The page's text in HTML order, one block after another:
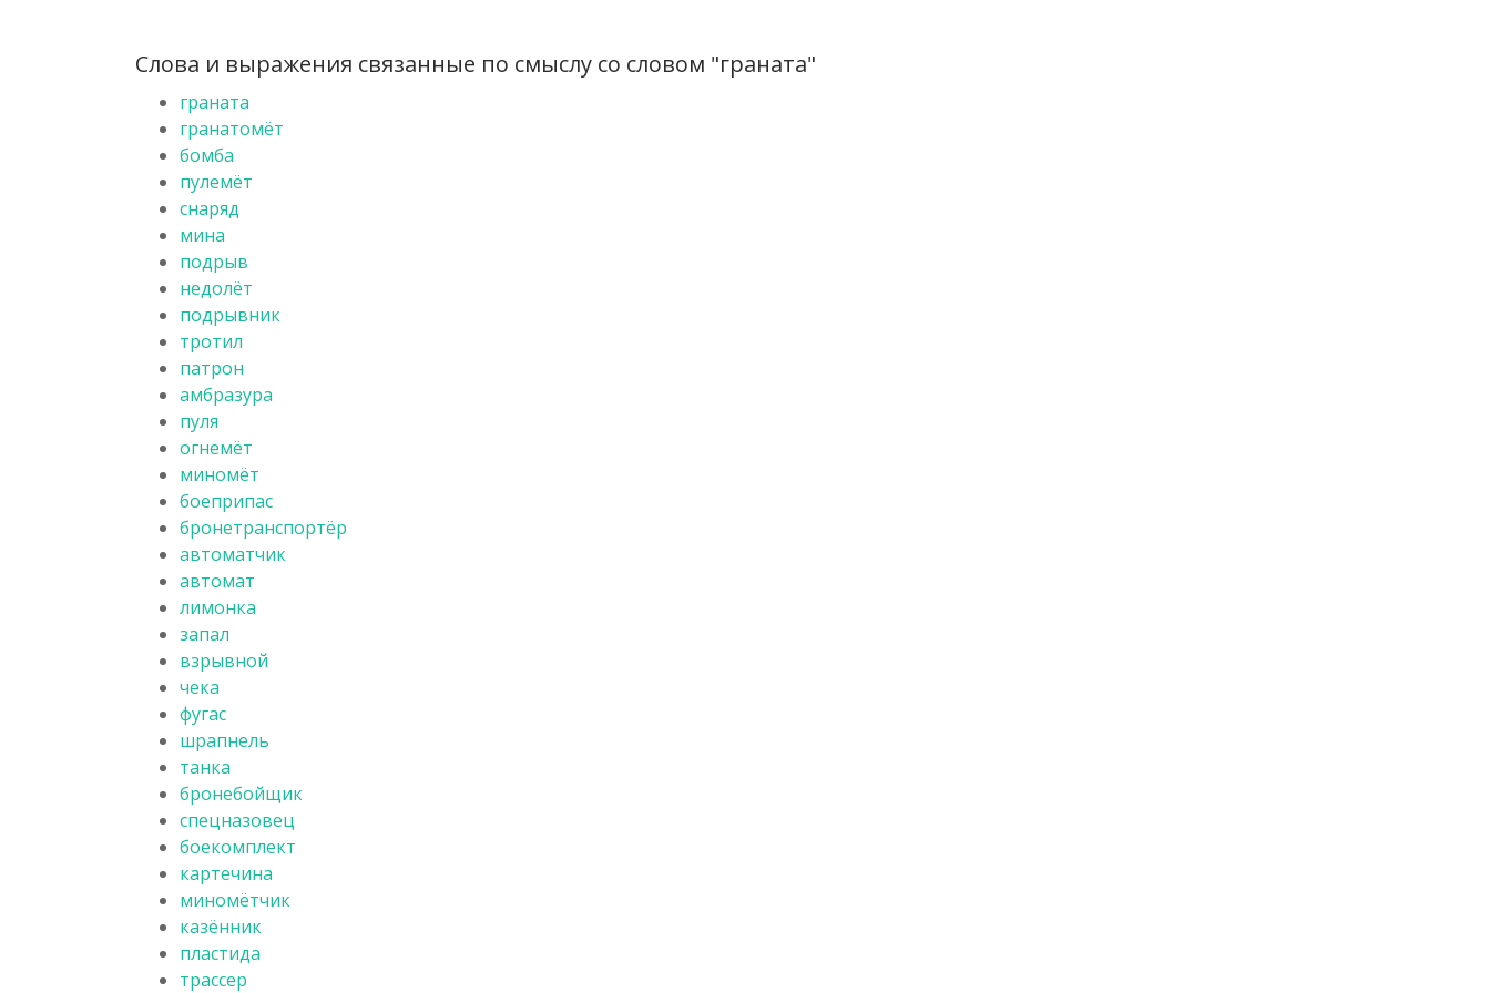
Слова и выражения связанные по смыслу со словом "граната"
граната
гранатомёт
бомба
пулемёт
снаряд
мина
подрыв
недолёт
подрывник
тротил
патрон
амбразура
пуля
огнемёт
миномёт
боеприпас
бронетранспортёр
автоматчик
автомат
лимонка
запал
взрывной
чека
фугас
шрапнель
танка
бронебойщик
спецназовец
боекомплект
картечина
миномётчик
казённик
пластида
трассер